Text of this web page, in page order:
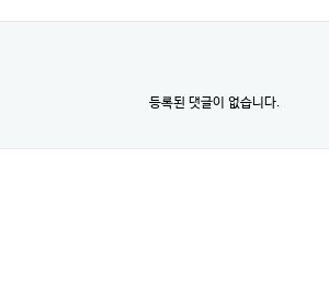
등록된 댓글이 없습니다.